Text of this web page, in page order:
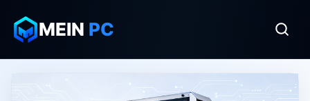
MEIN PC